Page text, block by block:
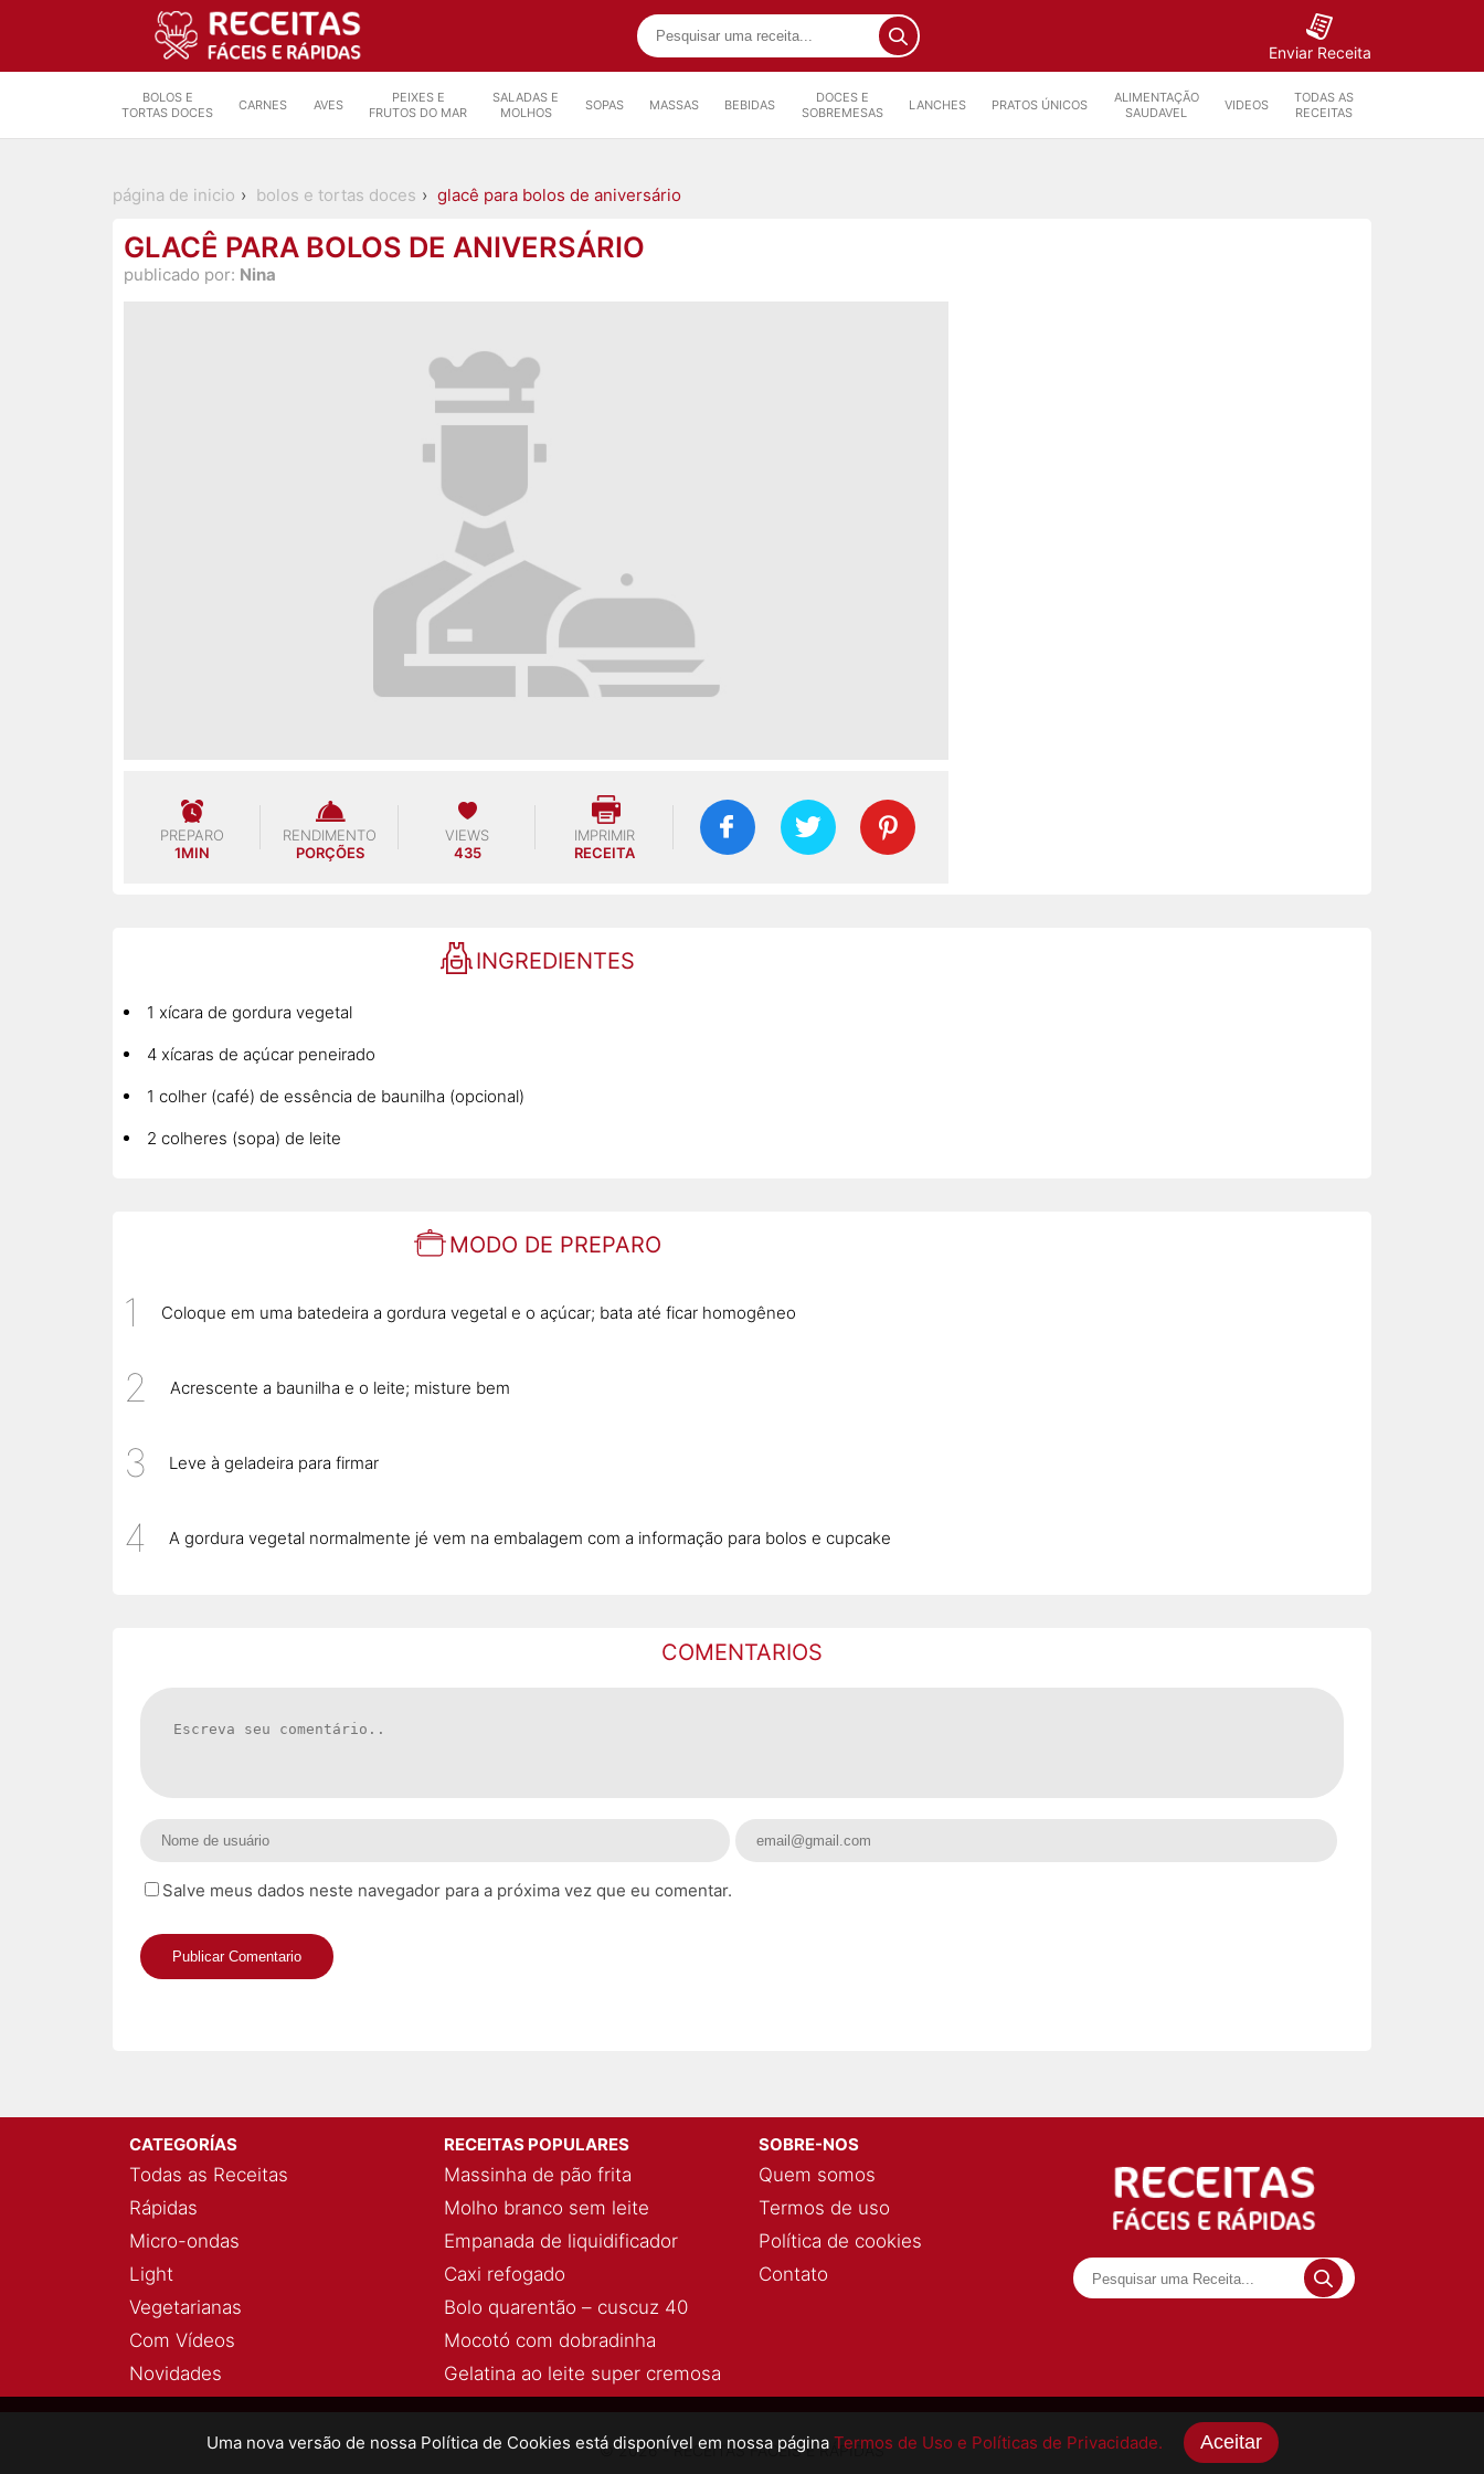
Enviar Receita
BOLOS E
TORTAS DOCES
CARNES AVES
PEIXES E
FRUTOS DO MAR
SALADAS E
MOLHOS
SOPAS MASSAS BEBIDAS
DOCES E
SOBREMESAS
LANCHES PRATOS ÚNICOS
ALIMENTAÇÃO
SAUDAVEL
VIDEOS
TODAS AS
RECEITAS
página de inicio bolos e tortas doces glacê para bolos de aniversário
GLACÊ PARA BOLOS DE ANIVERSÁRIO
publicado por: Nina
PREPARO
1MIN
RENDIMENTO
PORÇÕES
VIEWS
435
IMPRIMIR
RECEITA
INGREDIENTES
1 xícara de gordura vegetal
4 xícaras de açúcar peneirado
1 colher (café) de essência de baunilha (opcional)
2 colheres (sopa) de leite
MODO DE PREPARO
Coloque em uma batedeira a gordura vegetal e o açúcar; bata até ficar homogêneo
Acrescente a baunilha e o leite; misture bem
Leve à geladeira para firmar
A gordura vegetal normalmente jé vem na embalagem com a informação para bolos e cupcake
COMENTARIOS
Salve meus dados neste navegador para a próxima vez que eu comentar.
Uma nova versão de nossa Política de Cookies está disponível em nossa página Termos de Uso e Políticas de Privacidade. Aceitar
CATEGORÍAS
Todas as Receitas
Rápidas
Micro-ondas
Light
Vegetarianas
Com Vídeos
Novidades
RECEITAS POPULARES
Massinha de pão frita
Molho branco sem leite
Empanada de liquidificador
Caxi refogado
Bolo quarentão – cuscuz 40
Mocotó com dobradinha
Gelatina ao leite super cremosa
SOBRE-NOS
Quem somos
Termos de uso
Política de cookies
Contato
© 2026 - RECEITAS FÁCEIS E RÁPIDAS